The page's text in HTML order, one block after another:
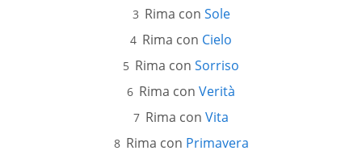
Rima con Sole
Rima con Cielo
Rima con Sorriso
Rima con Verità
Rima con Vita
Rima con Primavera